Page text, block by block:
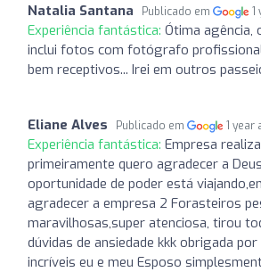
Natalia Santana Publicado em 1
Experiência fantástica: Ótima agência,
inclui fotos com fotógrafo
bem receptivos... Irei em outros
Eliane Alves Publicado em 1 year
Experiência fantástica: Empresa
primeiramente quero agradecer a
oportunidade de poder está
agradecer a empresa 2 Forasteiros
maravilhosas,super atenciosa, tirou
dúvidas de ansiedade kkk obrigada
incríveis eu e meu Esposo